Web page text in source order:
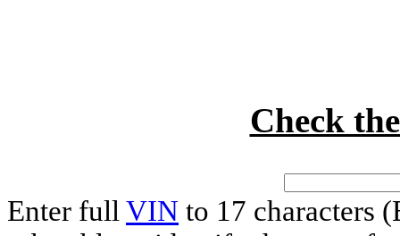
Check
Enter full VIN to 17 characters